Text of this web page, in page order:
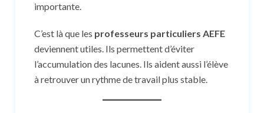
importante.
C’est là que les professeurs particuliers AEFE
deviennent utiles. Ils permettent d’éviter
l’accumulation des lacunes. Ils aident aussi l’élève
à retrouver un rythme de travail plus stable.